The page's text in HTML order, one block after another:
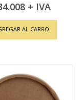
AL CARRO